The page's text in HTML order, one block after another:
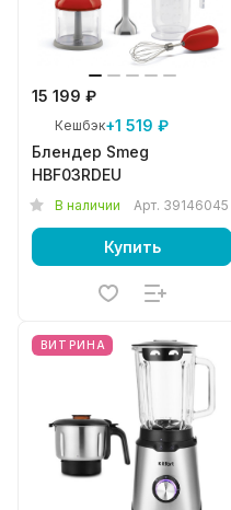
15 199 ₽
Кешбэк+1 519 ₽
Блендер Smeg
HBF03RDEU
В наличии Арт. 39146045
Купить
ВИТРИНА